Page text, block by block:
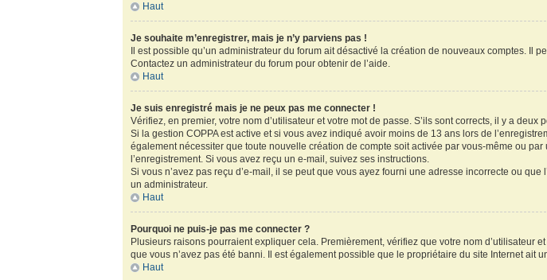
Haut
Je souhaite m’enregistrer, mais je n’y parviens pas !
Il est possible qu’un administrateur du forum ait désactivé la création de nouveaux comptes.
Contactez un administrateur du forum pour obtenir de l’aide.
Haut
Je suis enregistré mais je ne peux pas me connecter !
Vérifiez, en premier, votre nom d’utilisateur et votre mot de passe. S’ils sont corrects, il y a deux
Si la gestion COPPA est active et si vous avez indiqué avoir moins de 13 ans lors de
également nécessiter que toute nouvelle création de compte soit activée par vous-même ou
l’enregistrement. Si vous avez reçu un e-mail, suivez ses instructions.
Si vous n’avez pas reçu d’e-mail, il se peut que vous ayez fourni une adresse incorrecte ou
un administrateur.
Haut
Pourquoi ne puis-je pas me connecter ?
Plusieurs raisons pourraient expliquer cela. Premièrement, vérifiez que votre nom d’utilisateur
que vous n’avez pas été banni. Il est également possible que le propriétaire du site Internet ait
Haut